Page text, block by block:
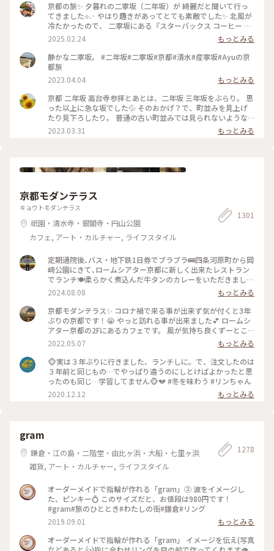
京都の旅✨ 夕暮れの二寧坂（二年坂）が 綺麗だと聞いて行っ
てきました︎︎⟡.· やはり趣きがあってとても素敵でした✨ 北風が
冷たかったので、 二寧坂にある『スターバックス コーヒー 京
都二寧坂ヤサカ茶屋店』さんへ行き コーヒーであたたまりま
した☕️✨ 抹茶バターサンドも美味しかった♡ こちらのスタバ
は、 築100年を超える伝統的な日本家屋の店舗で、 畳の間で
コーヒー体験が楽しめます。 私の隣にいた観光客さんが、 畳
の間はどこかと聞いてこられたので こちらですよとお伝えし
ました😊 観光客さんは「ここに来るのが 夢だったんです✨」
と話していました。 その気持ちがよくわかります。 とても素
敵なスタバでした⟡.·*. のんびりと散策が楽しい 夕暮れのニ寧
坂でした(˶ˊᵕˋ˵)✨ #二寧坂 #二年坂 #京都 #京都旅 #スターバ
ックスコーヒー京都二寧坂ヤサカ茶屋店 #スタバ #ぽかぽか #
夕暮れの二寧坂
2025.02.24
もっとみる
静かな二寧坂。 #二年坂#二寧坂#京都#清水#産寧坂#Ayuの京
都旅
2023.04.04
もっとみる
京都 二年坂 高台寺参拝とあとは、二年坂 三年坂をぶらり。 思
った以上に急な坂でした💦 そのおかげ？で、町並みを見上げ
たり見下ろしたり。 普通の古い町並みでは見られないような
風景でした。 そして、見たかった町並み越しの五重塔✨ ちょ
うどお庭からしだれ桜の枝が出ていて、フォトスポットになっ
お花見 #桜
2023.03.31 もっとみる
京都モダンテラス
キョウトモダンテラス
祇園・清水寺・銀閣寺・円山公園
カフェ, アート・カルチャー, ライフスタイル
1301
定期通院後､バス・地下鉄1日券でブラブラ🚌四条河原町から岡
崎公園にきて､ロームシアター京都に新しく出来たレストラン
でランチ🍽️柔らかく煮込んだ牛タンのカレーをいただきました
🍛 #グルメ #ランチ #カレー
2024.08.08
もっとみる
京都モダンテラス✨ コロナ禍で来る事が出来ず気が付くと3年
ぶりの京都です！😭 やっと訪れる事が出来ました💕 ロームシ
アター京都の2Fにあるカフェです。 風が気持ち良くずーとこ
こで時間を過ごしていたいカフェです🥰 スズメが残したケー
キのくずを食べにテーブルの上にやってきてました😆 #Myこ
とりっぷ #春風さんぽ
2022.05.07
もっとみる
🐵実は３年ぶりに行きました、ランチしに。で、注文したのは
３年前と同じもの…でやっぱり違うのにしとけばよかったと思
ったのも同じ…学習してません🐵💔 #冬を味わう #リンちゃん
2020.12.12
もっとみる
gram
鎌倉・江の島・二階堂・由比ヶ浜・大船・七里ヶ浜
雑貨, アート・カルチャー, ライフスタイル
1278
オーダーメイドで指輪が作れる「gram」② 波をイメージし
た、ピンキー💍 このサイズだと、お値段は980円です！
#gram#旅のひととき#わたしの街#鎌倉#リング
2019.09.01
もっとみる
オーダーメイドで指輪が作れる「gram」 イメージを伝え(写真